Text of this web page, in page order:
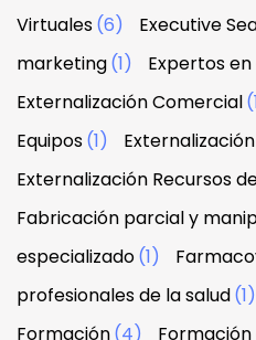
Virtuales(6) Executive
marketing(1) Expertos
Externalización Comercial
Equipos(1)
Externalización Recursos
Fabricación parcial y
especializado(1)
profesionales de la salud(1)
Formación(4)